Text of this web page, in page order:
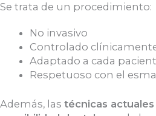
Se trata de un procedimiento:
No invasivo
Controlado
Adaptado a cada
Respetuoso con el
Además, las técnicas